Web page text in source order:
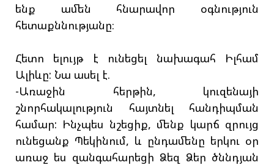
ենք ամեն հնարավոր օգնություն
հետաքննությանը։
Հետո ելույթ է ունեցել նախագահ Իլհամ
Ալիևը: Նա ասել է.
-Առաջին հերթին, կուզենայի
շնորհակալություն հայտնել հանդիպման
համար: Ինչպես նշեցիք, մենք կարճ զրույց
ունեցանք Պեկինում, և ընդամենը երկու օր
առաջ ես զանգահարեցի Ձեզ Ձեր ծննդյան